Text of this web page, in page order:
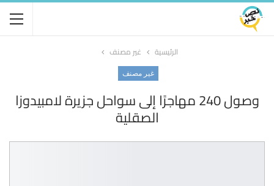
الرئيسية غير مصنف
غير مصنف
وصول 240 مهاجرًا إلى سواحل جزيرة لامبيدوزا
الصقلية